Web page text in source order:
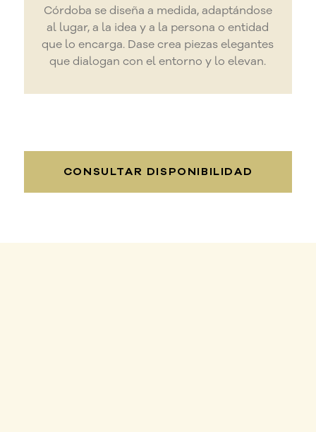
Córdoba se diseña a medida, adaptándose
al lugar, a la idea y a la persona o entidad
que lo encarga. Dase crea piezas elegantes
que dialogan con el entorno y lo elevan.
CONSULTAR DISPONIBILIDAD